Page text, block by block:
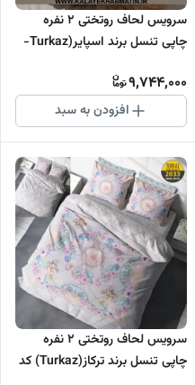
سرویس لحاف روتختی 2 نفره
چاپی تنسل برند اسپایر(Turkaz-
9,744,000
افزودن به سبد
سرویس لحاف روتختی 2 نفره
چاپی تنسل برند ترکاز(Turkaz) کد